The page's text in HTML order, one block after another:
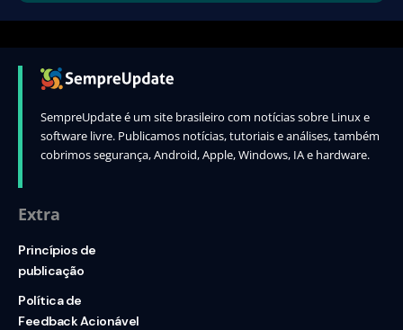
SempreUpdate é um site brasileiro com notícias sobre Linux e
software livre. Publicamos notícias, tutoriais e análises, também
cobrimos segurança, Android, Apple, Windows, IA e hardware.
Extra
Princípios de
publicação
Política de
Feedback Acionável